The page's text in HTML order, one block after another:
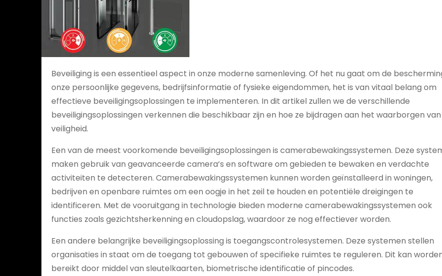
Beveiliging is een essentieel aspect in onze moderne samenleving. Of het nu gaat om de
onze persoonlijke gegevens, bedrijfsinformatie of fysieke eigendommen, het is van vitaal belang om
effectieve beveiligingsoplossingen te implementeren. In dit artikel zullen we de verschillende
beveiligingsoplossingen verkennen die beschikbaar zijn en hoe ze bijdragen aan het waarborgen
veiligheid.
Een van de meest voorkomende beveiligingsoplossingen is camerabewakingssystemen. Deze
maken gebruik van geavanceerde camera’s en software om gebieden te bewaken en verdachte
activiteiten te detecteren. Camerabewakingssystemen kunnen worden geïnstalleerd in woningen,
bedrijven en openbare ruimtes om een oogje in het zeil te houden en potentiële dreigingen te
identificeren. Met de vooruitgang in technologie bieden moderne camerabewakingssystemen ook
functies zoals gezichtsherkenning en cloudopslag, waardoor ze nog effectiever worden.
Een andere belangrijke beveiligingsoplossing is toegangscontrolesystemen. Deze systemen stellen
organisaties in staat om de toegang tot gebouwen of specifieke ruimtes te reguleren. Dit kan
bereikt door middel van sleutelkaarten, biometrische identificatie of pincodes.